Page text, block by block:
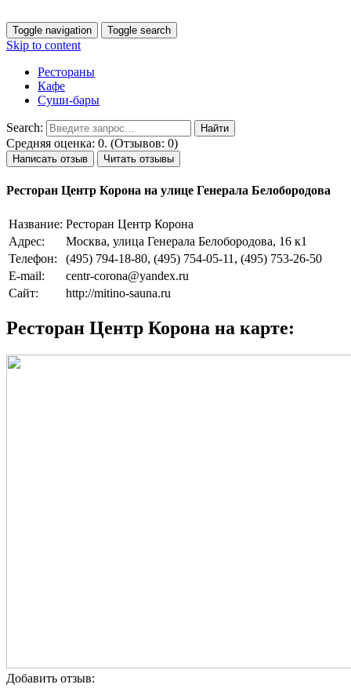
Toggle navigation Toggle search
Skip to content
Рестораны
Кафе
Суши-бары
Search:
Средняя оценка: 0. (Отзывов: 0)
Написать отзыв Читать отзывы
Ресторан Центр Корона на улице Генерала Белобородова
Название: Ресторан Центр Корона
Адрес:
Москва, улица Генерала Белобородова, 16 к1
Телефон:
(495) 794-18-80, (495) 754-05-11, (495) 753-26-50
E-mail:
centr-corona@yandex.ru
Сайт:
http://mitino-sauna.ru
Ресторан Центр Корона на карте:
Добавить отзыв: